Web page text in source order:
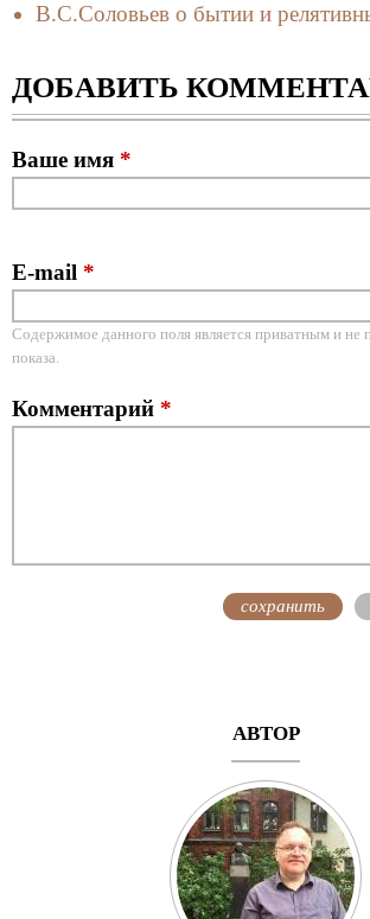
В.С.Соловьев о бытии и
ДОБАВИТЬ
Ваше имя *
E-mail *
Содержимое данного поля является приватным и не
показа.
Комментарий *
АВТОР